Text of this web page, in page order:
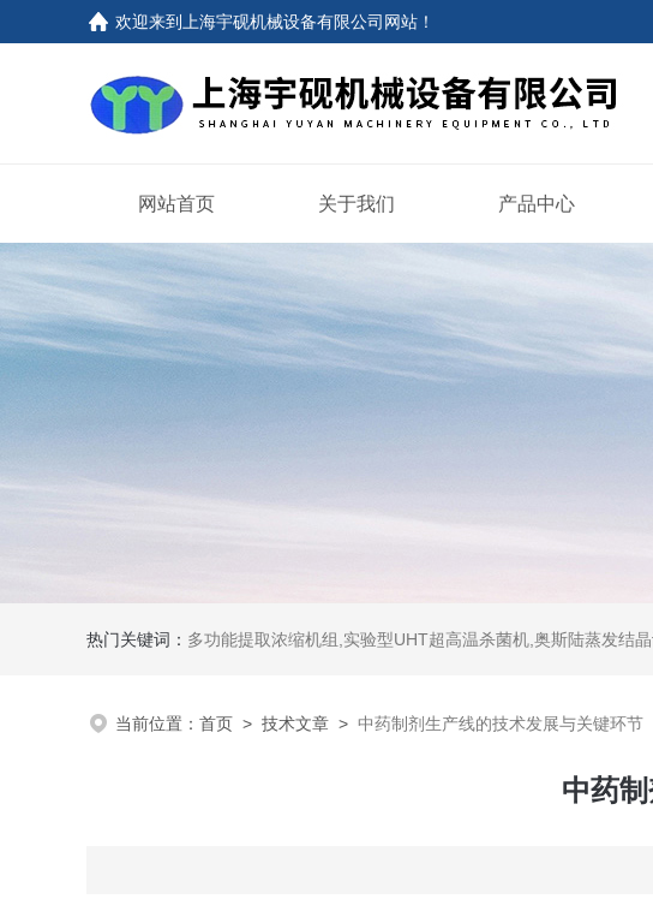
欢迎来到上海宇砚机械设备有限公司网站！
网站首页 关于我们 产品中心
热门关键词： 多功能提取浓缩机组,实验型UHT超高温杀菌机,奥斯陆蒸发结
当前位置： 首页 > 技术文章 > 中药制剂生产线的技术发展与关键环节
中药